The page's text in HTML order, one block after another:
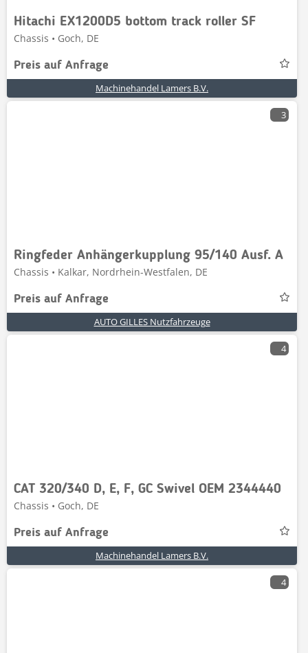
Hitachi EX1200D5 bottom track roller SF
Chassis • Goch, DE
Preis auf Anfrage
Machinehandel Lamers B.V.
3
Ringfeder Anhängerkupplung 95/140 Ausf. A
Chassis • Kalkar, Nordrhein-Westfalen, DE
Preis auf Anfrage
AUTO GILLES Nutzfahrzeuge
4
CAT 320/340 D, E, F, GC Swivel OEM 2344440
Chassis • Goch, DE
Preis auf Anfrage
Machinehandel Lamers B.V.
4